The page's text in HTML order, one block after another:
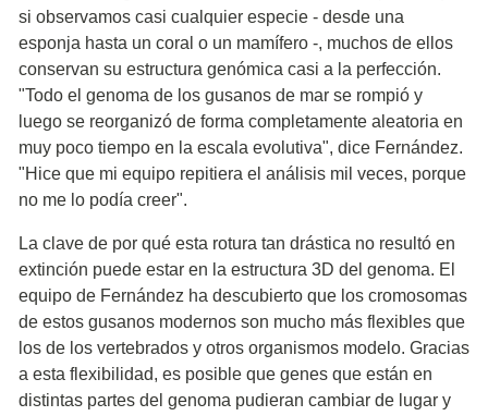
si observamos casi cualquier especie - desde una
esponja hasta un coral o un mamífero -, muchos de ellos
conservan su estructura genómica casi a la perfección.
"Todo el genoma de los gusanos de mar se rompió y
luego se reorganizó de forma completamente aleatoria en
muy poco tiempo en la escala evolutiva", dice Fernández.
"Hice que mi equipo repitiera el análisis mil veces, porque
no me lo podía creer".
La clave de por qué esta rotura tan drástica no resultó en
extinción puede estar en la estructura 3D del genoma. El
equipo de Fernández ha descubierto que los cromosomas
de estos gusanos modernos son mucho más flexibles que
los de los vertebrados y otros organismos modelo. Gracias
a esta flexibilidad, es posible que genes que están en
distintas partes del genoma pudieran cambiar de lugar y